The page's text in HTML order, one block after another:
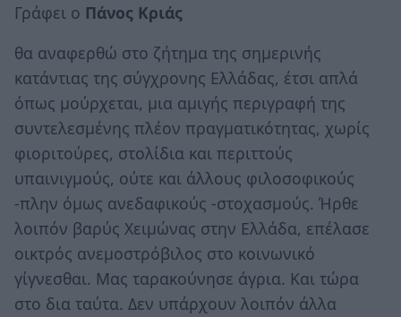
Γράφει ο Πάνος Κριάς
θα αναφερθώ στο ζήτημα της σημερινής
κατάντιας της σύγχρονης Ελλάδας, έτσι απλά
όπως μούρχεται, μια αμιγής περιγραφή της
συντελεσμένης πλέον πραγματικότητας, χωρίς
φιοριτούρες, στολίδια και περιττούς
υπαινιγμούς, ούτε και άλλους φιλοσοφικούς
-πλην όμως ανεδαφικούς -στοχασμούς. Ήρθε
λοιπόν βαρύς Χειμώνας στην Ελλάδα, επέλασε
οικτρός ανεμοστρόβιλος στο κοινωνικό
γίγνεσθαι. Μας ταρακούνησε άγρια. Και τώρα
στο δια ταύτα. Δεν υπάρχουν λοιπόν άλλα